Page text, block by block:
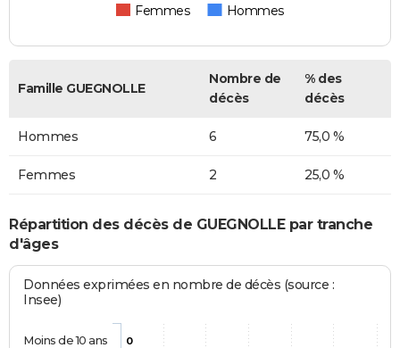
Femmes Hommes
Famille GUEGNOLLE
Nombre de
décès
% des
décès
Hommes 6 75,0 %
Femmes 2 25,0 %
Répartition des décès de GUEGNOLLE par tranche
d'âges
Données exprimées en nombre de décès (source :
Insee)
0
Moins de 10 ans